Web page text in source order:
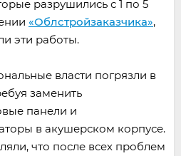
разрушились с 1 по 5
«Облстройзаказчика»,
эти работы.
власти погрязли в
заменить
панели и
в акушерском корпусе.
что после всех проблем